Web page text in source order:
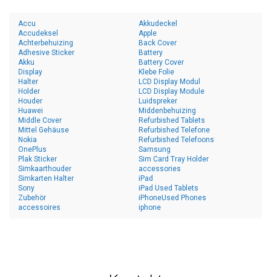
Accu
Accudeksel
Achterbehuizing
Adhesive Sticker
Akku
Akkudeckel
Apple
Back Cover
Battery
Battery Cover
Display
Halter
Holder
Houder
Huawei
Klebe Folie
LCD Display Modul
LCD Display Module
Luidspreker
Middenbehuizing
Middle Cover
Mittel Gehäuse
Nokia
OnePlus
Plak Sticker
Refurbished Tablets
Refurbished Telefone
Refurbished Telefoons
Samsung
Sim Card Tray Holder
Simkaarthouder
Simkarten Halter
Sony
Zubehör
accessoires
accessories
iPad
iPad Used Tablets
iPhoneUsed Phones
iphone